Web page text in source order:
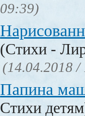
09:39)
(Стихи -
(14.04.2018 /
Папина
Стихи